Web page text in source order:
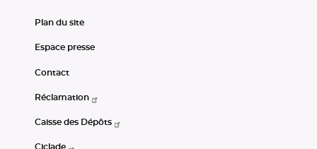
Plan du site
Espace presse
Contact
Réclamation
Caisse des Dépôts
Ciclade